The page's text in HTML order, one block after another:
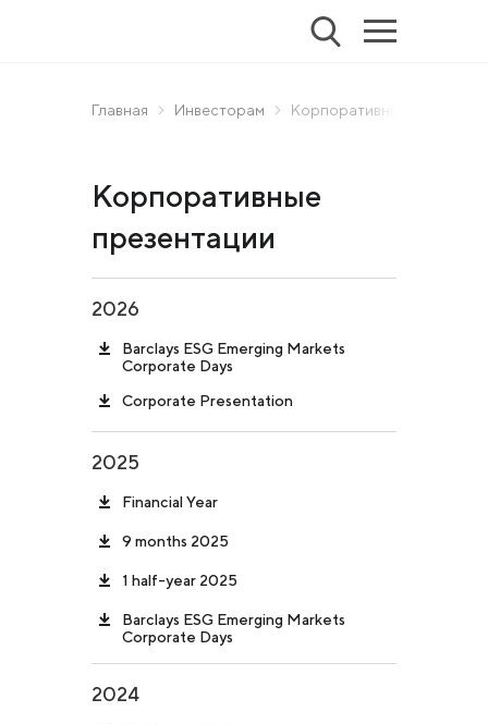
Главная Инвесторам Корпоративные
Корпоративные
презентации
2026
Barclays ESG Emerging Markets
Corporate Days
Corporate Presentation
2025
Financial Year
9 months 2025
1 half-year 2025
Barclays ESG Emerging Markets
Corporate Days
2024